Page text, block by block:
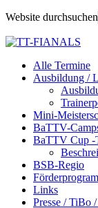
Website durchsuchen
Alle Termine
Ausbildung /
Mini-
BaTTV-
BaTTV Cup -
BSB-Regio
Links
Presse / TiBo